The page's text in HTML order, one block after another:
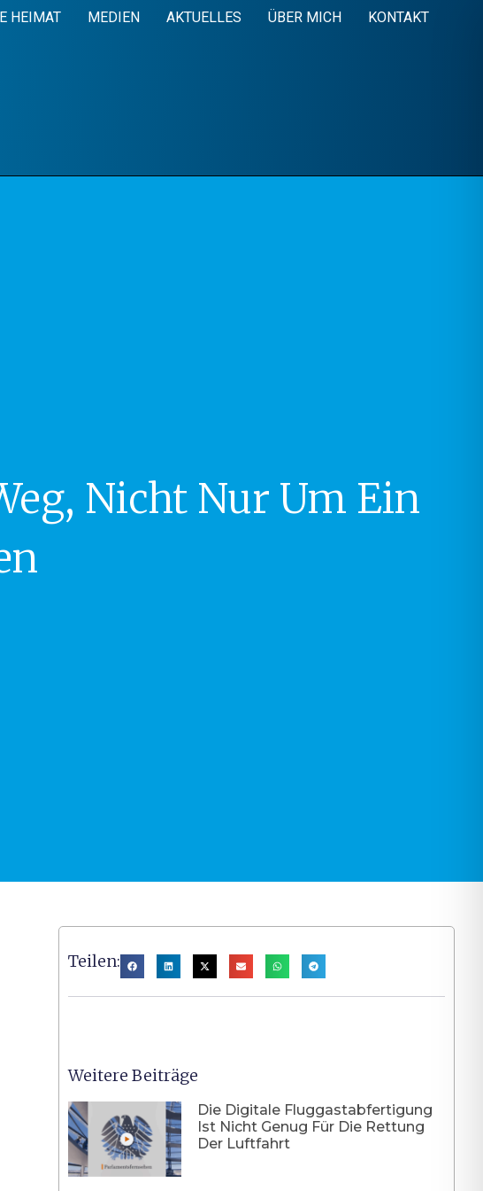
HEIMAT MEDIEN AKTUELLES ÜBER MICH KONTAKT
Nicht Nur Um Ein
Teilen:
Weitere Beiträge
Die Digitale Fluggastabfertigung
Ist Nicht Genug Für Die Rettung
Der Luftfahrt